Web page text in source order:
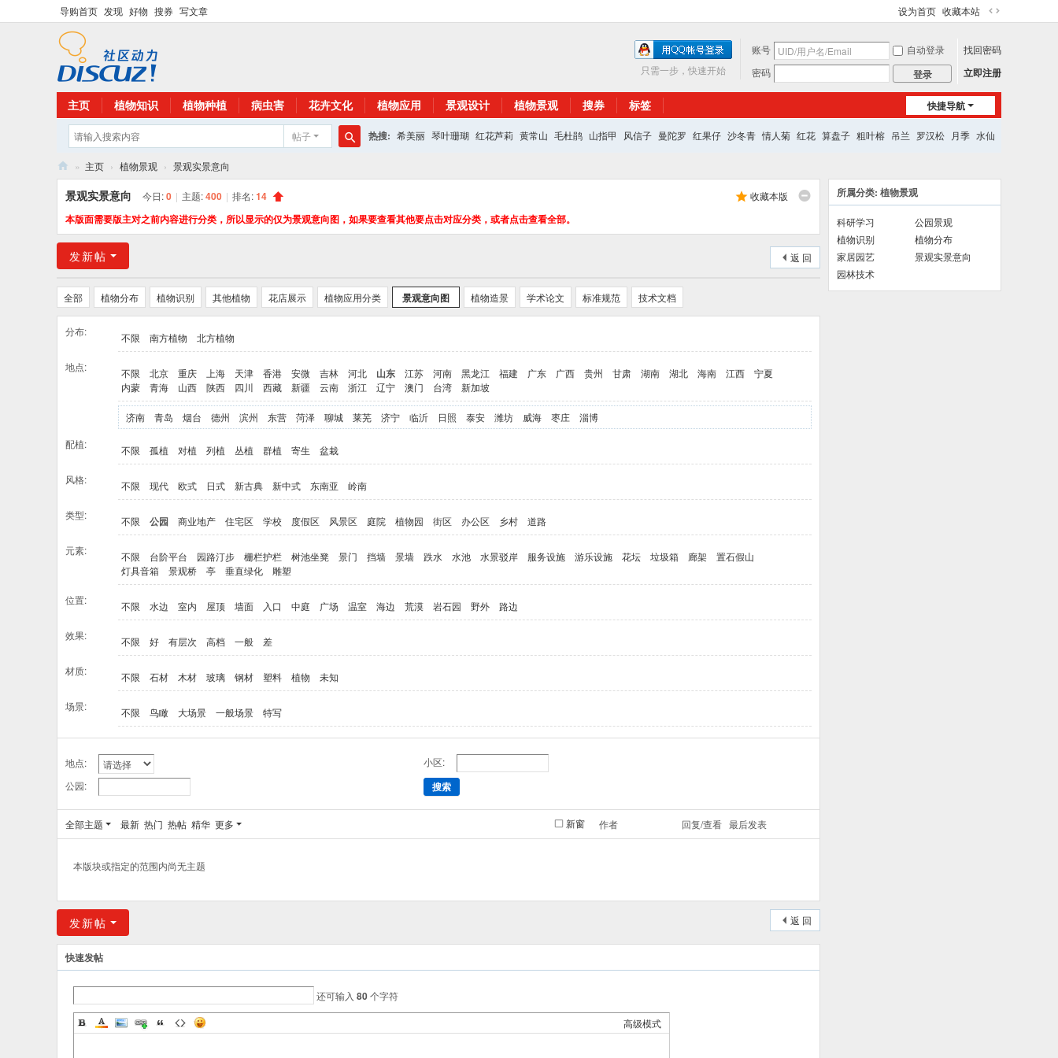
导购首页 发现 好物 搜券 写文章 设为首页 收藏本站
切
到
宽
版
账号 自动登录
找回密码
密码
登录 立即注册
只需一步，快速开始
快捷导航
主页 植物知识 植物种植 病虫害 花卉文化 植物应用 景观设计 植物景观 搜券 标签
帖子
索
热搜: 希美丽 琴叶珊瑚 红花芦莉 黄常山 毛杜鹃 山指甲 风信子 曼陀罗 红果仔 沙冬青 情人菊 红花 算盘子 粗叶榕 吊兰 罗汉松 月季 水仙
花
植
» 主页 › 植物景观 › 景观实景意向
收藏本版
景观实景意向 今日:0 | 主题:400 | 排名:14
本版面需要版主对之前内容进行分类，所以显示的仅为景观意向图，如果要查看其他要点击对应分类，或者点击查看全部。
返 回
发新帖
全部 植物分布 植物识别 其他植物 花店展示 植物应用分类 景观意向图 植物造景 学术论文 标准规范 技术文档
分布: 不限 南方植物 北方植物
地点: 不限 北京 重庆 上海 天津 香港 安微 吉林 河北 山东 江苏 河南 黑龙江 福建 广东 广西 贵州 甘肃 湖南 湖北 海南 江西
宁夏
内蒙
青海 山西 陕西 四川 西藏 新疆 云南 浙江 辽宁 澳门 台湾 新加坡
济南 青岛 烟台 德州 滨州 东营 菏泽 聊城 莱芜 济宁 临沂 日照 泰安 潍坊 威海 枣庄
淄博
配植:
不限 孤植 对植 列植 丛植 群植 寄生 盆栽
风格: 不限 现代 欧式 日式 新古典 新中式 东南亚 岭南
类型: 不限 公园 商业地产 住宅区 学校 度假区 风景区 庭院 植物园 街区 办公区 乡村 道路
元素: 不限 台阶平台 园路汀步 栅栏护栏 树池坐凳 景门 挡墙 景墙 跌水 水池 水景驳岸 服务设施 游乐设施 花坛 垃圾箱 廊架
置石假山
灯具音箱
景观桥 亭 垂直绿化 雕塑
位置: 不限 水边 室内 屋顶 墙面 入口 中庭 广场 温室 海边 荒漠 岩石园 野外 路边
效果: 不限 好 有层次 高档 一般 差
材质: 不限 石材 木材 玻璃 钢材 塑料 植物 未知
场景: 不限 鸟瞰 大场景 一般场景 特写
地点:
小区:
公园:
搜索
新窗
全部主题 最新 热门 热帖 精华 更多 作者 回复/查看 最后发表
本版块或指定的范围内尚无主题
返 回
发新帖
快速发帖
还可输入 80个字符
高级模式
所属分类: 植物景观
科研学习
公园景观
植物识别
植物分布
家居园艺
景观实景意向
园林技术